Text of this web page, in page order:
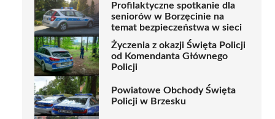
Profilaktyczne spotkanie dla
seniorów w Borzęcinie na
temat bezpieczeństwa w sieci
Życzenia z okazji Święta Policji
od Komendanta Głównego
Policji
Powiatowe Obchody Święta
Policji w Brzesku